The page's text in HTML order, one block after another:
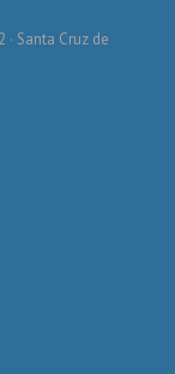
Santa Cruz de